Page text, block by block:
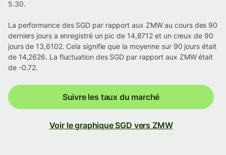
5.30.
La performance des SGD par rapport aux ZMW au cours des 90
derniers jours a enregistré un pic de 14,8712 et un creux de 90
jours de 13,6102. Cela signifie que la moyenne sur 90 jours était
de 14,2626. La fluctuation des SGD par rapport aux ZMW était
de -0.72.
Suivre les taux du marché
Voir le graphique SGD vers ZMW